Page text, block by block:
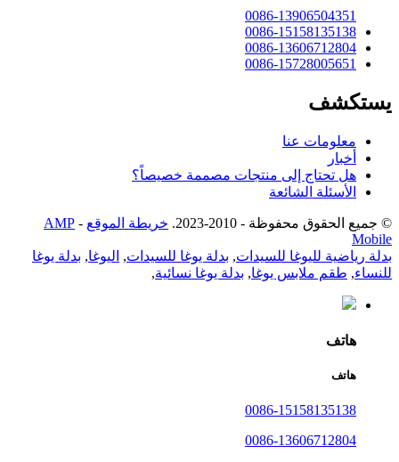
0086-13906504351
0086-15158135138
0086-13606712804
0086-15728005651
يستكشف
معلومات عنا
أخبار
هل تحتاج إلى منتجات مصممة خصيصاً؟
الأسئلة الشائعة
© جميع الحقوق محفوظة - 2010-2023. خريطة الموقع -
AMP
Mobile
بدلة رياضية لليوغا للسيدات, بدلة يوغا للسيدات, اليوغا, بدلة يوغا
للنساء, طقم ملابس يوغا, بدلة يوغا نسائية,
هاتف
هاتف
0086-15158135138
0086-13606712804